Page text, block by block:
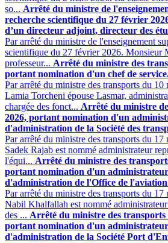
so... Arrêté du ministre de
recherche scientifique du 27 février
d’un directeur adjoint, directeur des
Par arrêté du ministre de l'enseignement
scientifique du 27 février 2026. Monsieur
professeur... Arrêté du ministre des
portant nomination d'un chef de
Par arrêté du ministre des transports du 10
Lamia Torcheni épouse Lasmar,
chargée des fonct... Arrêté du ministre
2026, portant nomination d'un
d'administration de la Société des
Par arrêté du ministre des transports du
Sadek Rajab est nommé administrateur
l'équi... Arrêté du ministre des
portant nomination d'un
d'administration de l'Office de
Par arrêté du ministre des transports du
Nabil Khalfallah est nommé
des ... Arrêté du ministre des transports
portant nomination d'un
d'administration de la Société Port